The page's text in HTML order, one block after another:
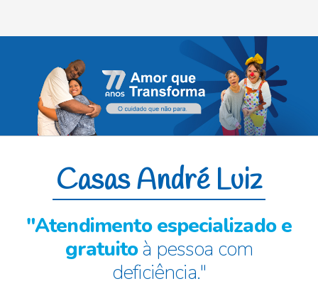
Casas André Luiz
"Atendimento especializado e
gratuitoà pessoa com
deficiência."